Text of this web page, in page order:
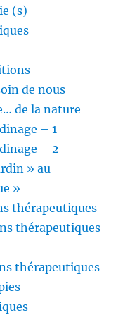
(s)
de nous
de la nature
– 1
– 2
» au
»
thérapeutiques
thérapeutiques
thérapeutiques
–